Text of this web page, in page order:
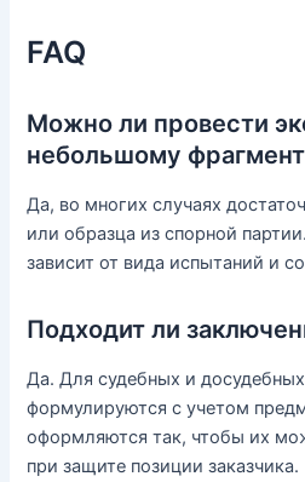
FAQ
Можно ли провести
небольшому
Да, во многих случаях
или образца из спорной
зависит от вида испытаний и
Подходит ли
Да. Для судебных и
формулируются с учетом
оформляются так, чтобы их
при защите позиции заказчика.